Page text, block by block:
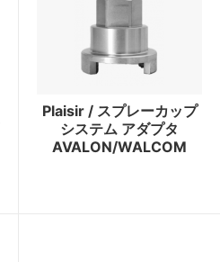
Plaisir / スプレーカップ
システム アダプタ
AVALON/WALCOM